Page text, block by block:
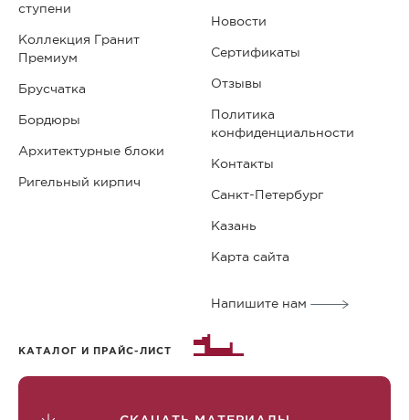
ступени
Коллекция Гранит
Премиум
Брусчатка
Бордюры
Архитектурные блоки
Ригельный кирпич
Новости
Сертификаты
Отзывы
Политика
конфиденциальности
Контакты
Санкт-Петербург
Казань
Карта сайта
Напишите нам
КАТАЛОГ И ПРАЙС-ЛИСТ